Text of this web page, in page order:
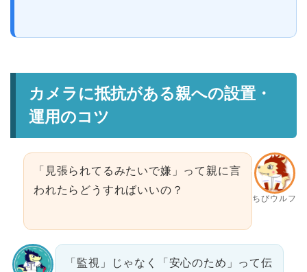
カメラに抵抗がある親への設置・
運用のコツ
ちびウルフ
「見張られてるみたいで嫌」って親に言
われたらどうすればいいの？
「監視」じゃなく「安心のため」って伝